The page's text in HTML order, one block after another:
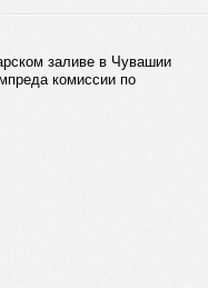
заливе в Чувашии
комиссии по